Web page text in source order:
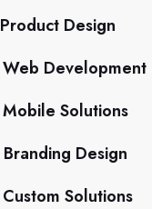
Product Design
Web Development
Mobile Solutions
Branding Design
Custom Solutions